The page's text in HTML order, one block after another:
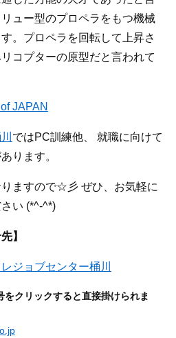
ュー型のプロペラをもつ機械
。プロペラを回転して上昇さ
コプターの原型だと言われて
JAPAN
ではPC訓練他、 就職に向けて
ります。
ますので☆彡 ぜひ、お気軽に
さい (*^-^*)
】
ジョブセンター桶川
をクリックすると直接掛けられま